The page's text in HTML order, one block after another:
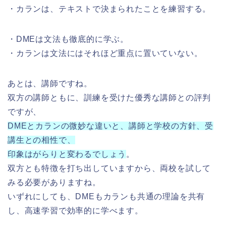
・カランは、テキストで決まられたことを練習する。
・DMEは文法も徹底的に学ぶ。
・カランは文法にはそれほど重点に置いていない。
あとは、講師ですね。
双方の講師ともに、訓練を受けた優秀な講師との評判
ですが、
DMEとカランの微妙な違いと、講師と学校の方針、受
講生との相性で、
印象はがらりと変わるでしょう 。
双方とも特徴を打ち出していますから、両校を試して
みる必要がありますね。
いずれにしても、DMEもカランも共通の理論を共有
し、高速学習で効率的に学べます。